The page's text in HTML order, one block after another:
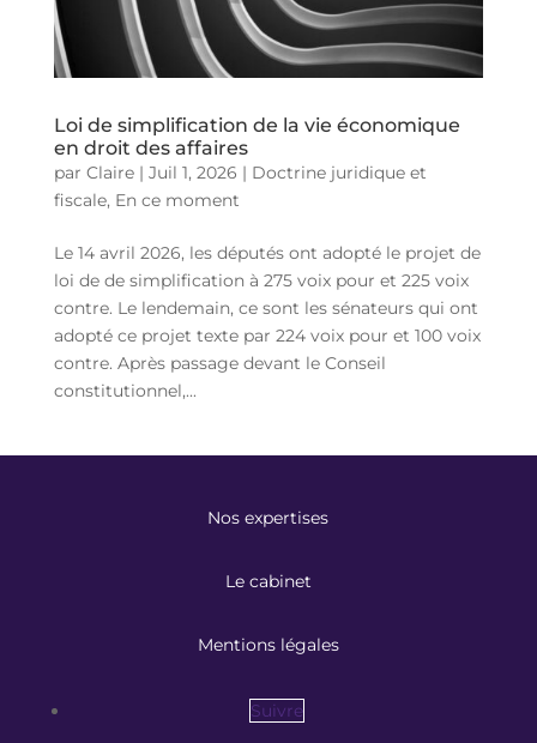
Loi de simplification de la vie économique
en droit des affaires
par Claire| Juil 1, 2026 | Doctrine juridique et
fiscale, En ce moment
Le 14 avril 2026, les députés ont adopté le projet de
loi de de simplification à 275 voix pour et 225 voix
contre. Le lendemain, ce sont les sénateurs qui ont
adopté ce projet texte par 224 voix pour et 100 voix
contre. Après passage devant le Conseil
constitutionnel,...
Nos expertises
Le cabinet
Mentions légales
Suivre